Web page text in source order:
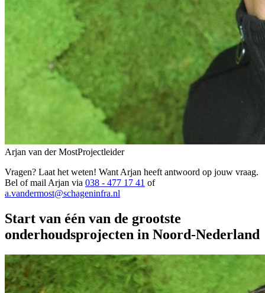
Arjan van der MostProjectleider
Vragen? Laat het weten! Want Arjan heeft antwoord op jouw vraag.
Bel of mail Arjan via 038 - 477 17 41 of
a.vandermost@schageninfra.nl
Start van één van de grootste
onderhoudsprojecten in Noord-Nederland